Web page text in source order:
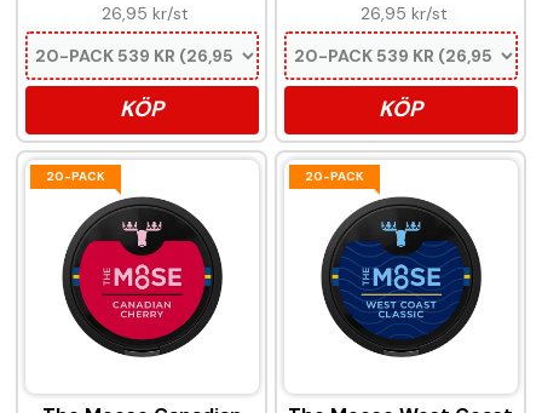
26,95 kr/st
KÖP
26,95 kr/st
KÖP
20-PACK 20-PACK